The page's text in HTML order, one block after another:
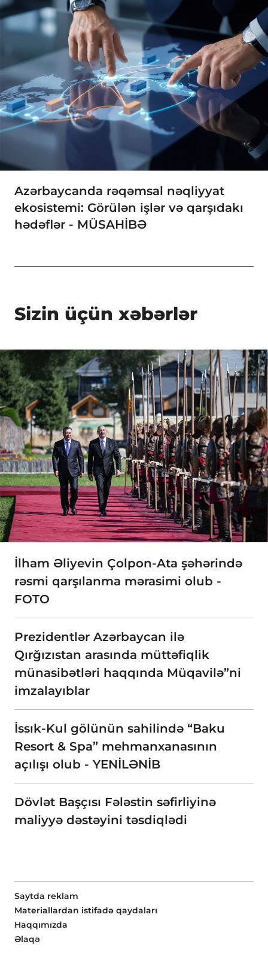
Azərbaycanda rəqəmsal nəqliyyat
ekosistemi: Görülən işlər və qarşıdakı
hədəflər - MÜSAHİBƏ
Sizin üçün xəbərlər
İlham Əliyevin Çolpon-Ata şəhərində
rəsmi qarşılanma mərasimi olub -
FOTO
Prezidentlər Azərbaycan ilə
Qırğızıstan arasında müttəfiqlik
münasibətləri haqqında Müqavilə”ni
imzalayıblar
İssık-Kul gölünün sahilində “Baku
Resort & Spa” mehmanxanasının
açılışı olub - YENİLƏNİB
Dövlət Başçısı Fələstin səfirliyinə
maliyyə dəstəyini təsdiqlədi
Saytda reklam
Materiallardan istifadə qaydaları
Haqqımızda
Əlaqə